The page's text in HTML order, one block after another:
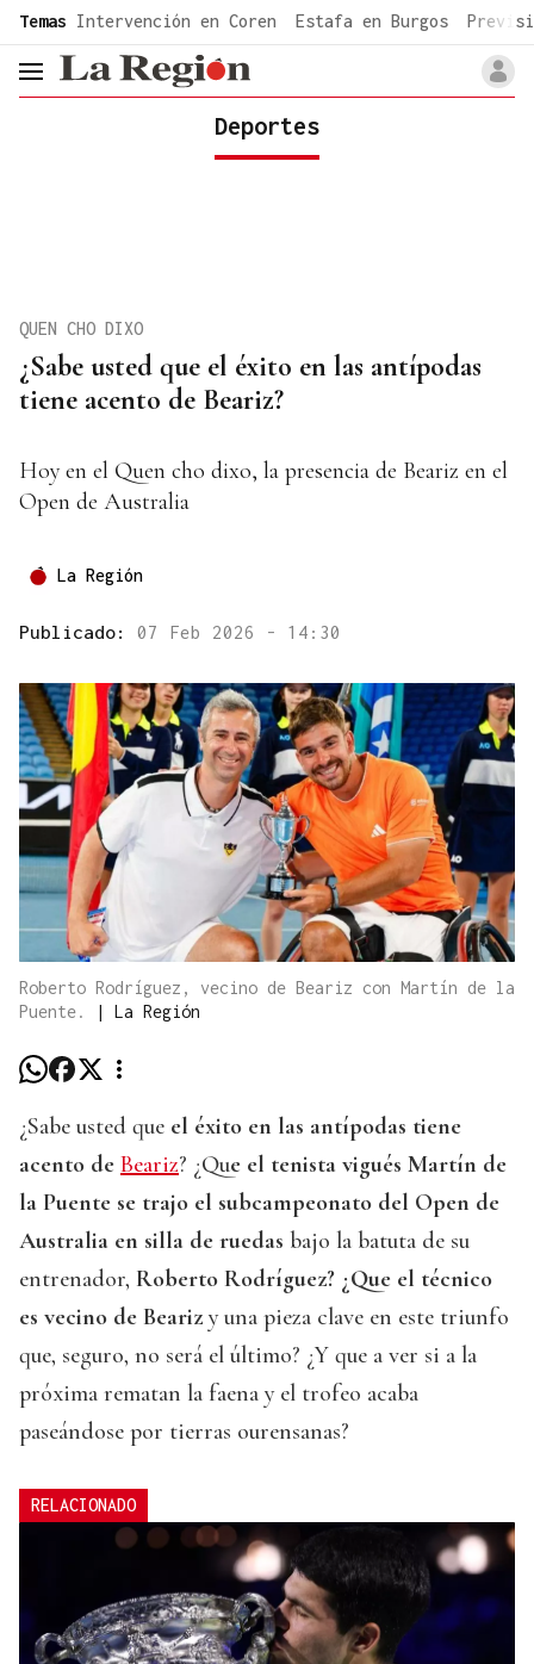
common.go-to-content
Temas Intervención en Coren Estafa en Burgos
header.menu.open
Deportes
¿Sabe usted que el éxito en las antípodas
tiene acento de Beariz?
QUEN CHO DIXO
Hoy en el Quen cho dixo, la presencia de Beariz en el
Open de Australia
La Región
Publicado: 07 Feb 2026 - 14:30
Roberto Rodríguez, vecino de Beariz con Martín de la
Puente.
| La Región
¿Sabe usted que el éxito en las antípodas tiene
acento de Beariz? ¿Que el tenista vigués Martín de
la Puente se trajo el subcampeonato del Open de
Australia en silla de ruedas bajo la batuta de su
entrenador, Roberto Rodríguez? ¿Que el técnico
es vecino de Beariz y una pieza clave en este triunfo
que, seguro, no será el último? ¿Y que a ver si a la
próxima rematan la faena y el trofeo acaba
paseándose por tierras ourensanas?
RELACIONADO